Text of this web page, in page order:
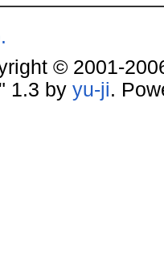
© 2001-
1.3 by yu-ji.